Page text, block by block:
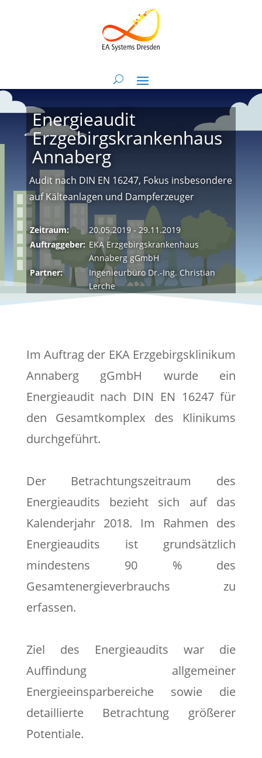
Energieaudit
Erzgebirgskrankenhaus
Annaberg
Audit nach DIN EN 16247, Fokus insbesondere
auf Kälteanlagen und Dampferzeuger
Zeitraum:
20.05.2019 - 29.11.2019
Auftraggeber: EKA Erzgebirgskrankenhaus
Annaberg gGmbH
Partner:
Ingenieurbüro Dr.-Ing. Christian
Lerche
Im Auftrag der EKA Erzgebirgsklinikum
Annaberg gGmbH wurde ein
Energieaudit nach DIN EN 16247 für
den Gesamtkomplex des Klinikums
durchgeführt.
Der Betrachtungszeitraum des
Energieaudits bezieht sich auf das
Kalenderjahr 2018. Im Rahmen des
Energieaudits ist grundsätzlich
mindestens 90 % des
Gesamtenergieverbrauchs zu
erfassen.
Ziel des Energieaudits war die
Auffindung allgemeiner
Energieeinsparbereiche sowie die
detaillierte Betrachtung größerer
Potentiale.